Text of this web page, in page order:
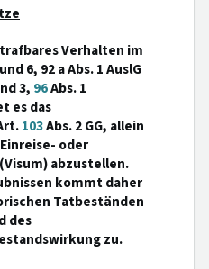
Verhalten im
6, 92 a Abs. 1 AuslG
3, 96Abs. 1
es das
103Abs. 2 GG, allein
oder
abzustellen.
kommt daher
Tatbeständen
des
zu.